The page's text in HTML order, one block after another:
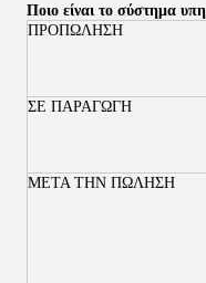
Ποιο είναι το σύστημα
ΠΡΟΠΩΛΗΣΗ
ΣΕ ΠΑΡΑΓΩΓΗ
ΜΕΤΑ ΤΗΝ ΠΩΛΗΣΗ